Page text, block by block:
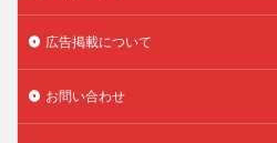
広告掲載について
お問い合わせ